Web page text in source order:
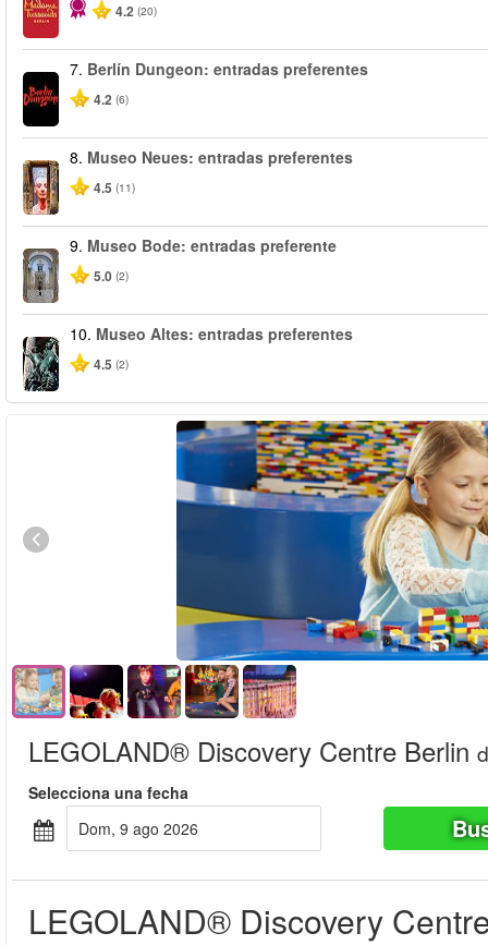
4.2 (20)
7. Berlín Dungeon: entradas preferentes
4.2 (6)
8. Museo Neues: entradas preferentes
4.5 (11)
9. Museo Bode: entradas preferente
5.0 (2)
10. Museo Altes: entradas preferentes
4.5 (2)
LEGOLAND® Discovery Centre Berlin
Selecciona una fecha
dom, 9 ago 2026
LEGOLAND® Discovery